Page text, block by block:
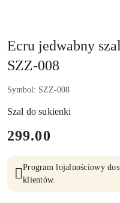
Ecru jedwabny
SZZ-008
Symbol: SZZ-008
Szal do sukienki
cena:
299.00
Program lojalnościowy
klientów.